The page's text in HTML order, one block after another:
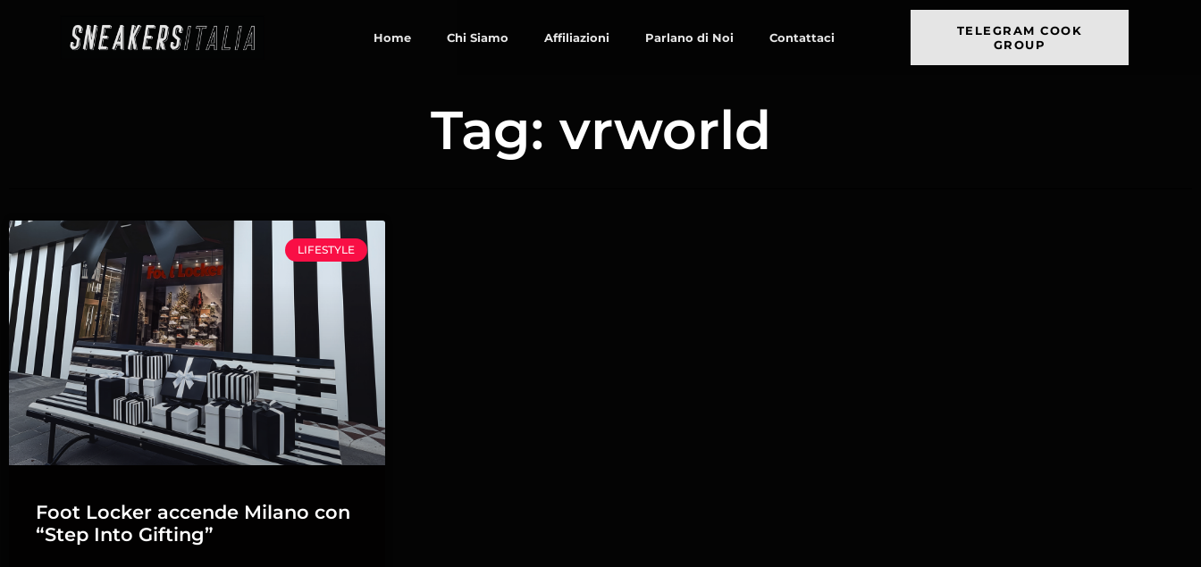
Home Chi Siamo Affiliazioni Parlano di Noi Contattaci
TELEGRAM COOK
GROUP
Tag: vrworld
LIFESTYLE
Foot Locker accende Milano con
“Step Into Gifting”